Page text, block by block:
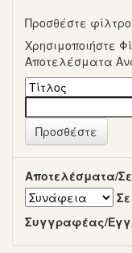
Προσθέστε
Χρησιμοποιήστε
Αποτελέσματα
Αποτελέσματα/
Σε
Συγγραφέας/